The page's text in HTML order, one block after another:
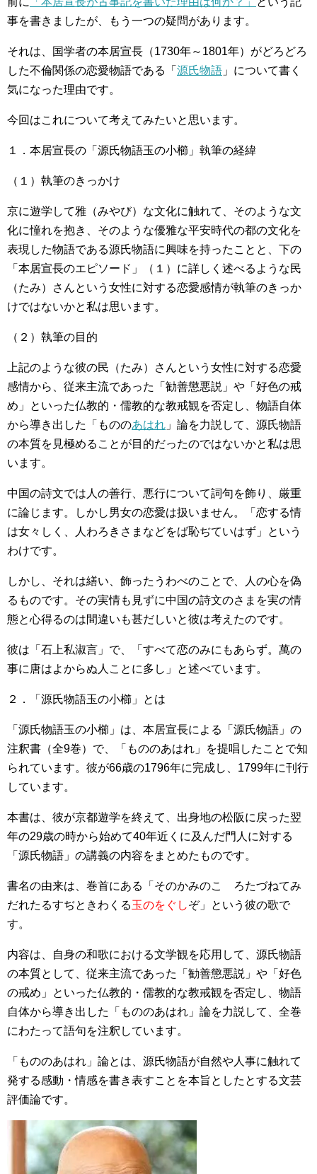
事を書きましたが、もう一つの疑問があります。
それは、国学者の本居宣長（1730年～1801年）がどろどろ
した不倫関係の恋愛物語である「 源氏物語 」について書く
気になった理由です。
今回はこれについて考えてみたいと思います。
１．本居宣長の「源氏物語玉の小櫛」執筆の経緯
（１）執筆のきっかけ
京に遊学して雅（みやび）な文化に触れて、そのような文
化に憧れを抱き、そのような優雅な平安時代の都の文化を
表現した物語である源氏物語に興味を持ったことと、下の
「本居宣長のエピソード」（１）に詳しく述べるような民
（たみ）さんという女性に対する恋愛感情が執筆のきっか
けではないかと私は思います。
（２）執筆の目的
上記のような彼の民（たみ）さんという女性に対する恋愛
感情から、従来主流であった「勧善懲悪説」や「好色の戒
め」といった仏教的・儒教的な教戒観を否定し、物語自体
から導き出した「もののあはれ 」論を力説して、源氏物語
の本質を見極めることが目的だったのではないかと私は思
います。
中国の詩文では人の善行、悪行について詞句を飾り、厳重
に論じます。しかし男女の恋愛は扱いません。「恋する情
は女々しく、人わろきさまなどをば恥ぢていはず」という
わけです。
しかし、それは繕い、飾ったうわべのことで、人の心を偽
るものです。その実情も見ずに中国の詩文のさまを実の情
態と心得るのは間違いも甚だしいと彼は考えたのです。
彼は「石上私淑言」で、「すべて恋のみにもあらず。萬の
事に唐はよからぬ人ことに多し」と述べています。
２．「源氏物語玉の小櫛」とは
「源氏物語玉の小櫛」は、本居宣長による「源氏物語」の
注釈書（全9巻）で、「もののあはれ」を提唱したことで知
られています。彼が66歳の1796年に完成し、1799年に刊行
しています。
本書は、彼が京都遊学を終えて、出身地の松阪に戻った翌
年の29歳の時から始めて40年近くに及んだ門人に対する
「源氏物語」の講義の内容をまとめたものです。
書名の由来は、巻首にある「そのかみのこゝろたづねてみ
だれたるすぢときわくる玉のをぐしぞ」という彼の歌で
す。
内容は、自身の和歌における文学観を応用して、源氏物語
の本質として、従来主流であった「勧善懲悪説」や「好色
の戒め」といった仏教的・儒教的な教戒観を否定し、物語
自体から導き出した「もののあはれ」論を力説して、全巻
にわたって語句を注釈しています。
「もののあはれ」論とは、源氏物語が自然や人事に触れて
発する感動・情感を書き表すことを本旨としたとする文芸
評価論です。